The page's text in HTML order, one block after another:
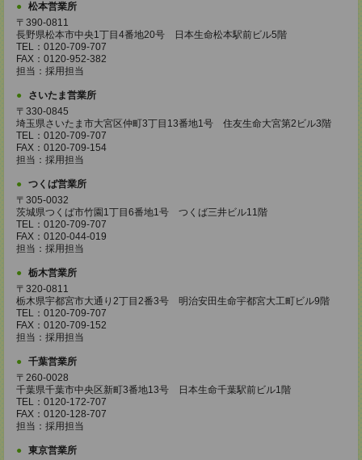
松本営業所
〒390-0811
長野県松本市中央1丁目4番地20号 日本生命松本駅前ビル5階
TEL：0120-709-707
FAX：0120-952-382
担当：採用担当
さいたま営業所
〒330-0845
埼玉県さいたま市大宮区仲町3丁目13番地1号 住友生命大宮第2ビル3階
TEL：0120-709-707
FAX：0120-709-154
担当：採用担当
つくば営業所
〒305-0032
茨城県つくば市竹園1丁目6番地1号 つくば三井ビル11階
TEL：0120-709-707
FAX：0120-044-019
担当：採用担当
栃木営業所
〒320-0811
栃木県宇都宮市大通り2丁目2番3号 明治安田生命宇都宮大工町ビル9階
TEL：0120-709-707
FAX：0120-709-152
担当：採用担当
千葉営業所
〒260-0028
千葉県千葉市中央区新町3番地13号 日本生命千葉駅前ビル1階
TEL：0120-172-707
FAX：0120-128-707
担当：採用担当
東京営業所